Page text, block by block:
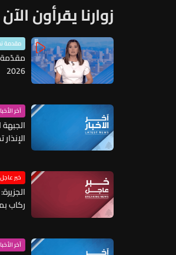
زوارنا يقرأون الآن
مقدمة
2026
آخر
الجبهة
خبر عاجل
ركاب
آخر